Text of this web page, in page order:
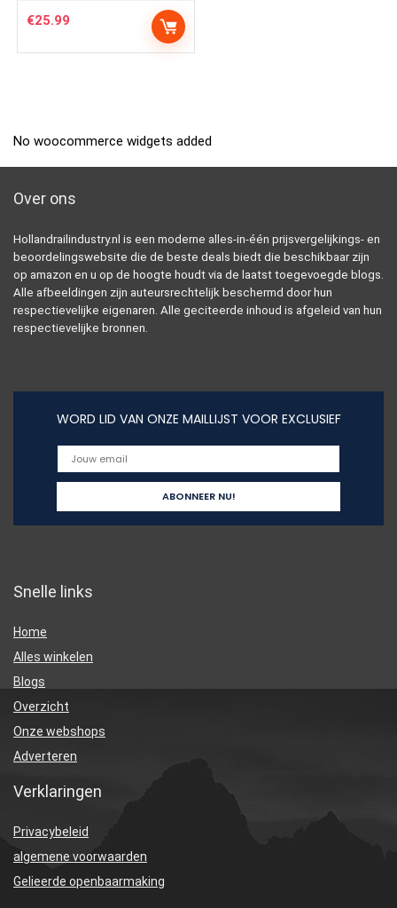
€25.99
No woocommerce widgets added
Over ons
Hollandrailindustry.nl is een moderne alles-in-één prijsvergelijkings- en
beoordelingswebsite die de beste deals biedt die beschikbaar zijn
op amazon en u op de hoogte houdt via de laatst toegevoegde blogs.
Alle afbeeldingen zijn auteursrechtelijk beschermd door hun
respectievelijke eigenaren. Alle geciteerde inhoud is afgeleid van hun
respectievelijke bronnen.
WORD LID VAN ONZE MAILLIJST VOOR EXCLUSIEF
Snelle links
Home
Alles winkelen
Blogs
Overzicht
Onze webshops
Adverteren
Verklaringen
Privacybeleid
algemene voorwaarden
Gelieerde openbaarmaking